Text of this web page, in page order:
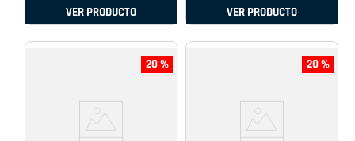
VER PRODUCTO VER PRODUCTO
20 % 20 %